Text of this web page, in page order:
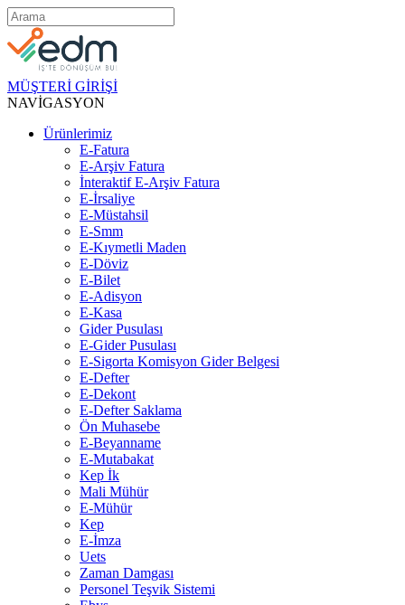
MÜŞTERİ GİRİŞİ
NAVİGASYON
Ürünlerimiz
E-Fatura
E-Arşiv Fatura
İnteraktif E-Arşiv Fatura
E-İrsaliye
E-Müstahsil
E-Smm
E-Kıymetli Maden
E-Döviz
E-Bilet
E-Adisyon
E-Kasa
Gider Pusulası
E-Gider Pusulası
E-Sigorta Komisyon Gider Belgesi
E-Defter
E-Dekont
E-Defter Saklama
Ön Muhasebe
E-Beyanname
E-Mutabakat
Kep İk
Mali Mühür
E-Mühür
Kep
E-İmza
Uets
Zaman Damgası
Personel Teşvik Sistemi